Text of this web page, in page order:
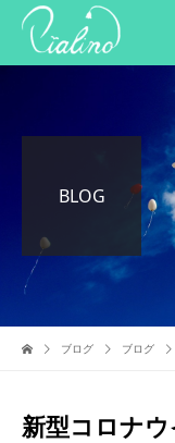
BLOG
ブログ ブログ
新型コロナ